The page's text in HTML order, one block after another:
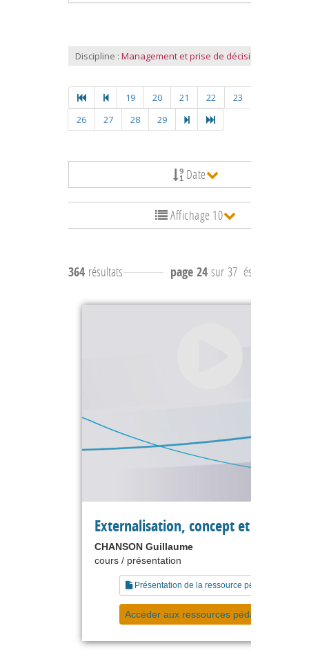
Discipline : Management et prise de décision
19 20 21 22 23
26
27 28 29
Date
Affichage 10
364 résultats page 24 sur 37 résultats
Externalisation, concept et pratique
CHANSON Guillaume
cours / présentation
Présentation de la ressource pédagogique
Accéder aux ressources pédagogiques